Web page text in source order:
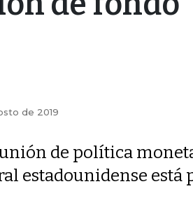
de 2019
de política
estadounidense está